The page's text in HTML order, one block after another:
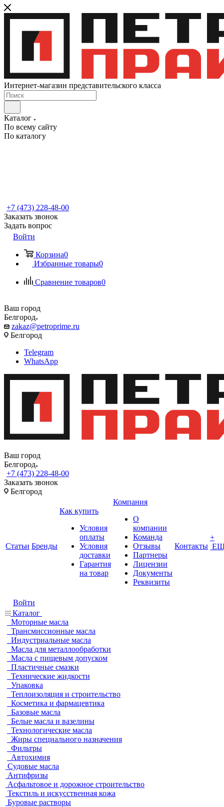
Интернет-магазин представительского класса
Каталог
По всему сайту
По каталогу
+7 (473) 228-48-00
Заказать звонок
Задать вопрос
Войти
Корзина0
Избранные товары0
Сравнение товаров0
Ваш город
Белгород
zakaz@petroprime.ru
Белгород
Telegram
WhatsApp
Ваш город
Белгород
+7 (473) 228-48-00
Заказать звонок
Белгород
Статьи Бренды
Как купить
Условия
оплаты
Условия
доставки
Гарантия
на товар
Компания
О
компании
Команда
Отзывы
Партнеры
Лицензии
Документы
Реквизиты
Контакты
+
Войти
Каталог
Моторные масла
Трансмиссионные масла
Индустриальные масла
Масла для металлообработки
Масла с пищевым допуском
Пластичные смазки
Технические жидкости
Упаковка
Теплоизоляция и строительство
Косметика и фармацевтика
Базовые масла
Белые масла и вазелины
Технологические масла
Жиры специального назначения
Фильтры
Автохимия
Судовые масла
Антифризы
Асфальтовое и дорожное строительство
Текстиль и искусственная кожа
Буровые растворы